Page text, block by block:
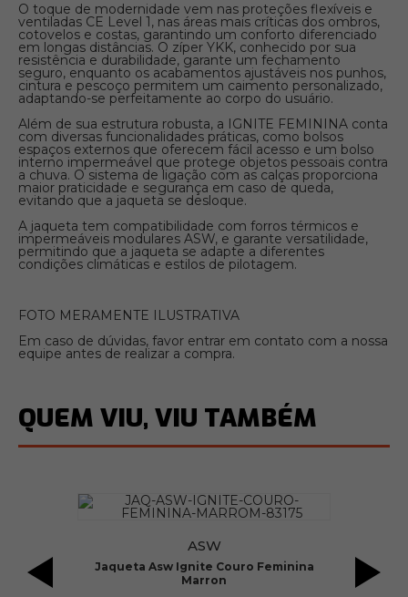
O toque de modernidade vem nas proteções flexíveis e
ventiladas CE Level 1, nas áreas mais críticas dos ombros,
cotovelos e costas, garantindo um conforto diferenciado
em longas distâncias. O zíper YKK, conhecido por sua
resistência e durabilidade, garante um fechamento
seguro, enquanto os acabamentos ajustáveis nos punhos,
cintura e pescoço permitem um caimento personalizado,
adaptando-se perfeitamente ao corpo do usuário.
Além de sua estrutura robusta, a IGNITE FEMININA conta
com diversas funcionalidades práticas, como bolsos
espaços externos que oferecem fácil acesso e um bolso
interno impermeável que protege objetos pessoais contra
a chuva. O sistema de ligação com as calças proporciona
maior praticidade e segurança em caso de queda,
evitando que a jaqueta se desloque.
A jaqueta tem compatibilidade com forros térmicos e
impermeáveis modulares ASW, e garante versatilidade,
permitindo que a jaqueta se adapte a diferentes
condições climáticas e estilos de pilotagem.
FOTO MERAMENTE ILUSTRATIVA
Em caso de dúvidas, favor entrar em contato com a nossa
equipe antes de realizar a compra.
QUEM VIU, VIU TAMBÉM
ASW
Jaqueta Asw Ignite Couro Feminina
Marron